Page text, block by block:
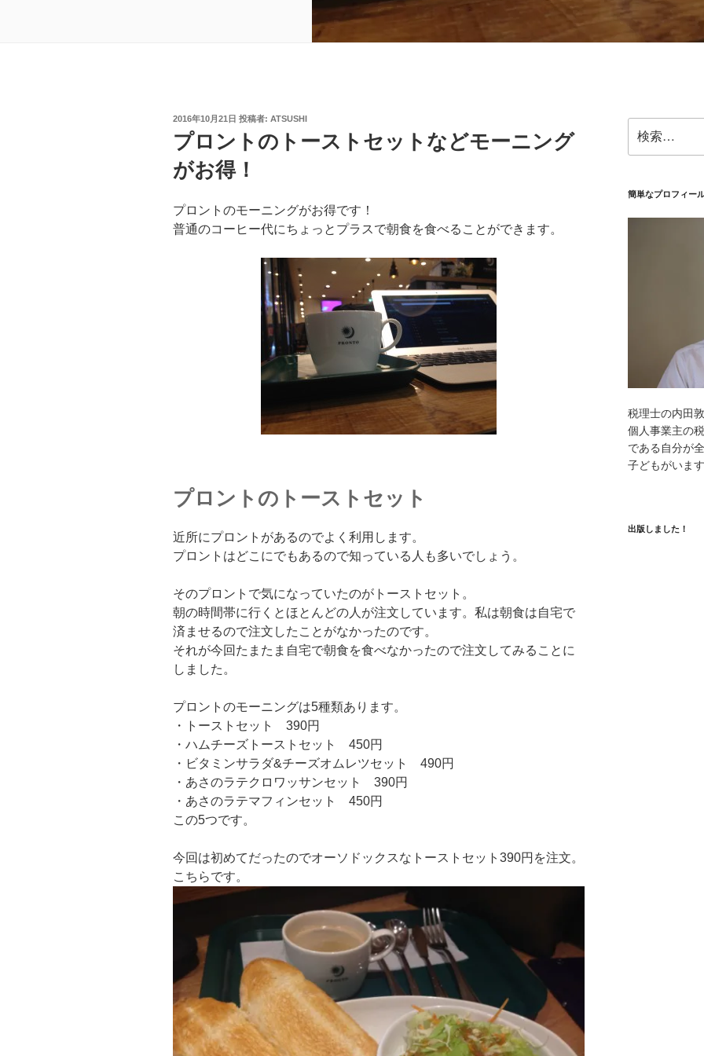
投
日:
2016年10月21日 投稿者: ATSUSHI
プロントのトーストセットなどモーニング
がお得！
プロントのモーニングがお得です！
普通のコーヒー代にちょっとプラスで朝食を食べることができます。
プロントのトーストセット
近所にプロントがあるのでよく利用します。
プロントはどこにでもあるので知っている人も多いでしょう。
そのプロントで気になっていたのがトーストセット。
朝の時間帯に行くとほとんどの人が注文しています。私は朝食は自宅で
済ませるので注文したことがなかったのです。
それが今回たまたま自宅で朝食を食べなかったので注文してみることに
しました。
プロントのモーニングは5種類あります。
・トーストセット 390円
・ハムチーズトーストセット 450円
・ビタミンサラダ&チーズオムレツセット 490円
・あさのラテクロワッサンセット 390円
・あさのラテマフィンセット 450円
この5つです。
今回は初めてだったのでオーソドックスなトーストセット390円を注文。
こちらです。
索:
簡単なプロフィー
税理士の内田
個人事業主の
である自分が
子どもがいま
出版しました！